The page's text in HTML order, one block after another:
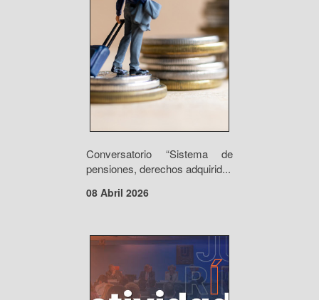
Conversatorio “Sistema de
pensiones, derechos adquirid...
08 Abril 2026